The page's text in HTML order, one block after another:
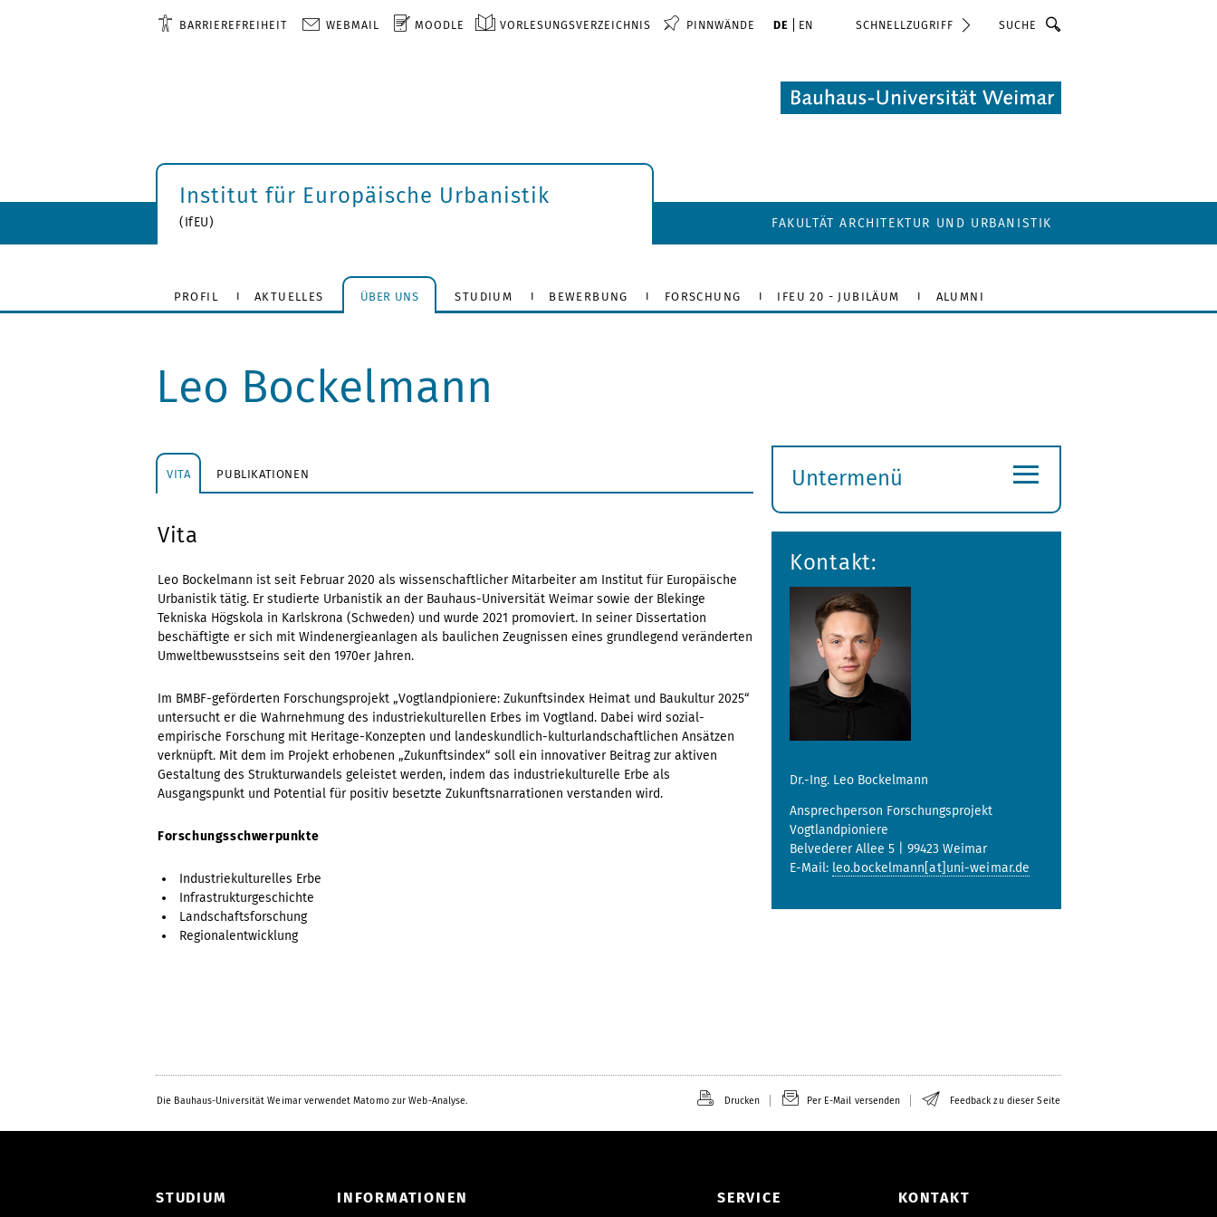
BARRIEREFREIHEIT WEBMAIL MOODLE VORLESUNGSVERZEICHNIS PINNWÄNDE DE EN SCHNELLZUGRIFF Suche
Institut für Europäische Urbanistik
(IfEU) FAKULTÄT ARCHITEKTUR UND URBANISTIK
PROFIL AKTUELLES ÜBER UNS STUDIUM BEWERBUNG FORSCHUNG IFEU 20 - JUBILÄUM ALUMNI
Leo Bockelmann
VITA PUBLIKATIONEN
Vita
Leo Bockelmann ist seit Februar 2020 als wissenschaftlicher Mitarbeiter am Institut für Europäische
Urbanistik tätig. Er studierte Urbanistik an der Bauhaus-Universität Weimar sowie der Blekinge
Tekniska Högskola in Karlskrona (Schweden) und wurde 2021 promoviert. In seiner Dissertation
beschäftigte er sich mit Windenergieanlagen als baulichen Zeugnissen eines grundlegend veränderten
Umweltbewusstseins seit den 1970er Jahren.
Im BMBF-geförderten Forschungsprojekt „Vogtlandpioniere: Zukunftsindex Heimat und Baukultur 2025“
untersucht er die Wahrnehmung des industriekulturellen Erbes im Vogtland. Dabei wird sozial-
empirische Forschung mit Heritage-Konzepten und landeskundlich-kulturlandschaftlichen Ansätzen
verknüpft. Mit dem im Projekt erhobenen „Zukunftsindex“ soll ein innovativer Beitrag zur aktiven
Gestaltung des Strukturwandels geleistet werden, indem das industriekulturelle Erbe als
Ausgangspunkt und Potential für positiv besetzte Zukunftsnarrationen verstanden wird.
Forschungsschwerpunkte
Industriekulturelles Erbe
Infrastrukturgeschichte
Landschaftsforschung
Regionalentwicklung
Untermenü
öffnen
≡
Kontakt:
Dr.-Ing. Leo Bockelmann
Ansprechperson Forschungsprojekt
Vogtlandpioniere
Belvederer Allee 5 | 99423 Weimar
E-Mail: leo.bockelmann[at]uni-weimar.de
Die Bauhaus-Universität Weimar verwendet Matomo zur Web-Analyse. Drucken Per E-Mail versenden Feedback zu dieser Seite
STUDIUM INFORMATIONEN SERVICE KONTAKT